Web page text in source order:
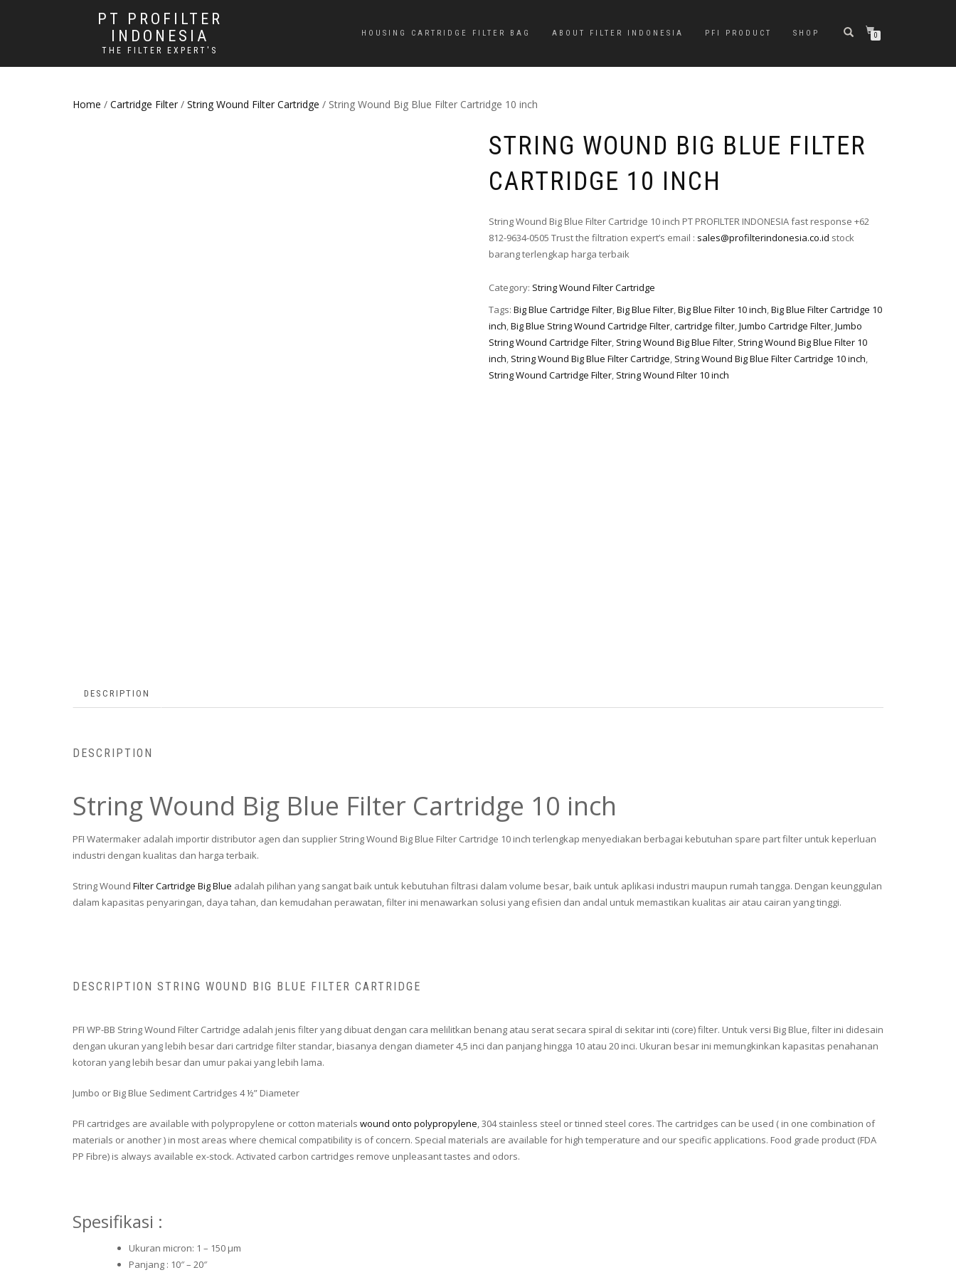
PT PROFILTER
INDONESIA
THE FILTER EXPERT'S
HOUSING CARTRIDGE FILTER BAG ABOUT FILTER INDONESIA PFI PRODUCT SHOP 0
Home / Cartridge Filter / String Wound Filter Cartridge / String Wound Big Blue Filter Cartridge 10 inch
STRING WOUND BIG BLUE FILTER
CARTRIDGE 10 INCH
String Wound Big Blue Filter Cartridge 10 inch PT PROFILTER INDONESIA fast response +62
812-9634-0505 Trust the filtration expert’s email : sales@profilterindonesia.co.id stock
barang terlengkap harga terbaik
Category: String Wound Filter Cartridge
Tags: Big Blue Cartridge Filter,Big Blue Filter,Big Blue Filter 10 inch,Big Blue Filter Cartridge 10
inch,Big Blue String Wound Cartridge Filter,cartridge filter,Jumbo Cartridge Filter,Jumbo
String Wound Cartridge Filter, String Wound Big Blue Filter, String Wound Big Blue Filter 10
inch, String Wound Big Blue Filter Cartridge, String Wound Big Blue Filter Cartridge 10 inch,
String Wound Cartridge Filter, String Wound Filter 10 inch
DESCRIPTION
DESCRIPTION
String Wound Big Blue Filter Cartridge 10 inch
PFI Watermaker adalah importir distributor agen dan supplier String Wound Big Blue Filter Cartridge 10 inch terlengkap menyediakan berbagai kebutuhan spare part filter untuk keperluan
industri dengan kualitas dan harga terbaik.
String Wound Filter Cartridge Big Blue adalah pilihan yang sangat baik untuk kebutuhan filtrasi dalam volume besar, baik untuk aplikasi industri maupun rumah tangga. Dengan keunggulan
dalam kapasitas penyaringan, daya tahan, dan kemudahan perawatan, filter ini menawarkan solusi yang efisien dan andal untuk memastikan kualitas air atau cairan yang tinggi.
DESCRIPTION STRING WOUND BIG BLUE FILTER CARTRIDGE
PFI WP-BB String Wound Filter Cartridge adalah jenis filter yang dibuat dengan cara melilitkan benang atau serat secara spiral di sekitar inti (core) filter. Untuk versi Big Blue, filter ini didesain
dengan ukuran yang lebih besar dari cartridge filter standar, biasanya dengan diameter 4,5 inci dan panjang hingga 10 atau 20 inci. Ukuran besar ini memungkinkan kapasitas penahanan
kotoran yang lebih besar dan umur pakai yang lebih lama.
Jumbo or Big Blue Sediment Cartridges 4 ½” Diameter
PFI cartridges are available with polypropylene or cotton materials wound onto polypropylene, 304 stainless steel or tinned steel cores. The cartridges can be used ( in one combination of
materials or another ) in most areas where chemical compatibility is of concern. Special materials are available for high temperature and our specific applications. Food grade product (FDA
PP Fibre) is always available ex-stock. Activated carbon cartridges remove unpleasant tastes and odors.
Spesifikasi :
Ukuran micron: 1 – 150 μm
Panjang : 10″ – 20″